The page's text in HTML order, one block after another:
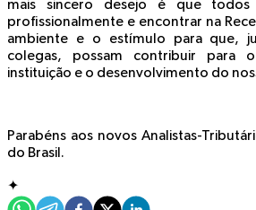
mais sincero desejo é que todos
profissionalmente e encontrar na
ambiente e o estímulo para que,
colegas, possam contribuir para
instituição e o desenvolvimento do
Parabéns aos novos Analistas-
do Brasil.
✦